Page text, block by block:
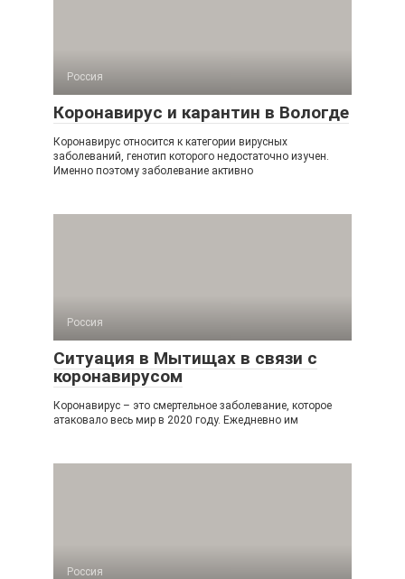
Россия
Коронавирус и карантин в Вологде
Коронавирус относится к категории вирусных
заболеваний, генотип которого недостаточно изучен.
Именно поэтому заболевание активно
Россия
Ситуация в Мытищах в связи с
коронавирусом
Коронавирус – это смертельное заболевание, которое
атаковало весь мир в 2020 году. Ежедневно им
Россия